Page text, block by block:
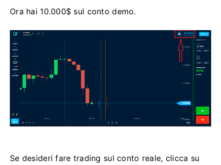
Ora hai 10.000$ sul conto demo.
Se desideri fare trading sul conto reale, clicca su